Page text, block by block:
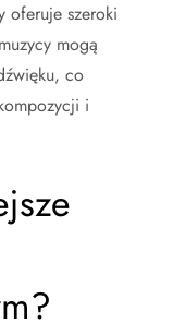
oferuje szeroki
mogą
co
i